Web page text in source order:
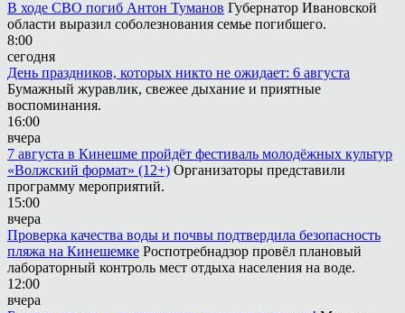
В ходе СВО погиб Антон Туманов Губернатор Ивановской
области выразил соболезнования семье погибшего.
8:00
сегодня
День праздников, которых никто не ожидает: 6 августа
Бумажный журавлик, свежее дыхание и приятные
воспоминания.
16:00
вчера
7 августа в Кинешме пройдёт фестиваль молодёжных культур
«Волжский формат» (12+) Организаторы представили
программу мероприятий.
15:00
вчера
Проверка качества воды и почвы подтвердила безопасность
пляжа на Кинешемке Роспотребнадзор провёл плановый
лабораторный контроль мест отдыха населения на воде.
12:00
вчера